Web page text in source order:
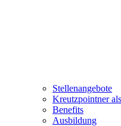
Stellenangebote
Kreutzpointner
Benefits
Ausbildung